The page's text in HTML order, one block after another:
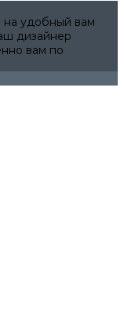
удобный вам
дизайнер
вам по